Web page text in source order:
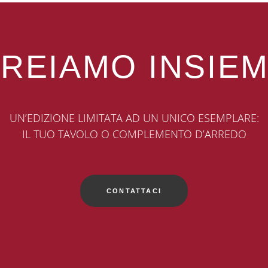
UN’EDIZIONE LIMITATA AD UN UNICO ESEMPLARE:
IL TUO TAVOLO O COMPLEMENTO D’ARREDO
CONTATTACI